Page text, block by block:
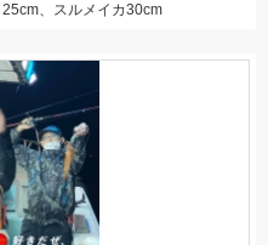
、スルメイカ30cm